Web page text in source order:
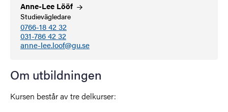
Anne-Lee Lööf
Studievägledare
0766-18 42 32
031-786 42 32
anne-lee.loof@gu.se
Om utbildningen
Kursen består av tre delkurser: